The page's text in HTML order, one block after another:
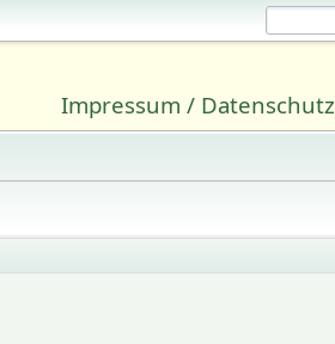
Impressum / Datenschutz